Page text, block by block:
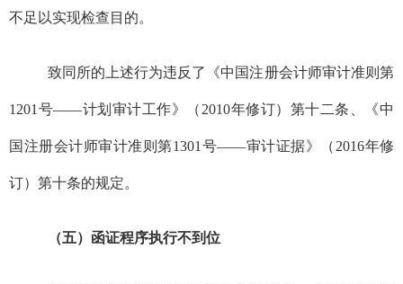
不足以实现检查目的。
致同所的上述行为违反了《中国注册会计师审计准则第
1201号——计划审计工作》（2010年修订）第十二条、《中
国注册会计师审计准则第1301号——审计证据》（2016年修
订）第十条的规定。
（五）函证程序执行不到位